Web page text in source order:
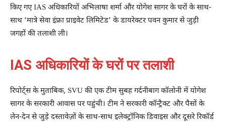
किए गए IAS अधिकारियों अभिलाषा शर्मा और योगेश सागर के घरों के साथ-
साथ ‘मात्रे सेवा इंफ्रा प्राइवेट लिमिटेड’ के डायरेक्टर पवन कुमार से जुड़ी
जगहों की तलाशी ली।
IAS अधिकारियों के घरों पर तलाशी
रिपोर्ट्स के मुताबिक, SVU की एक टीम सुबह गर्दनीबाग कॉलोनी में योगेश
सागर के सरकारी आवास पर पहुंची। टीम ने सरकारी कॉन्ट्रैक्ट और पैसों के
लेन-देन से जुड़े दस्तावेज़ों के साथ-साथ इलेक्ट्रॉनिक डिवाइस और दूसरे रिकॉर्ड